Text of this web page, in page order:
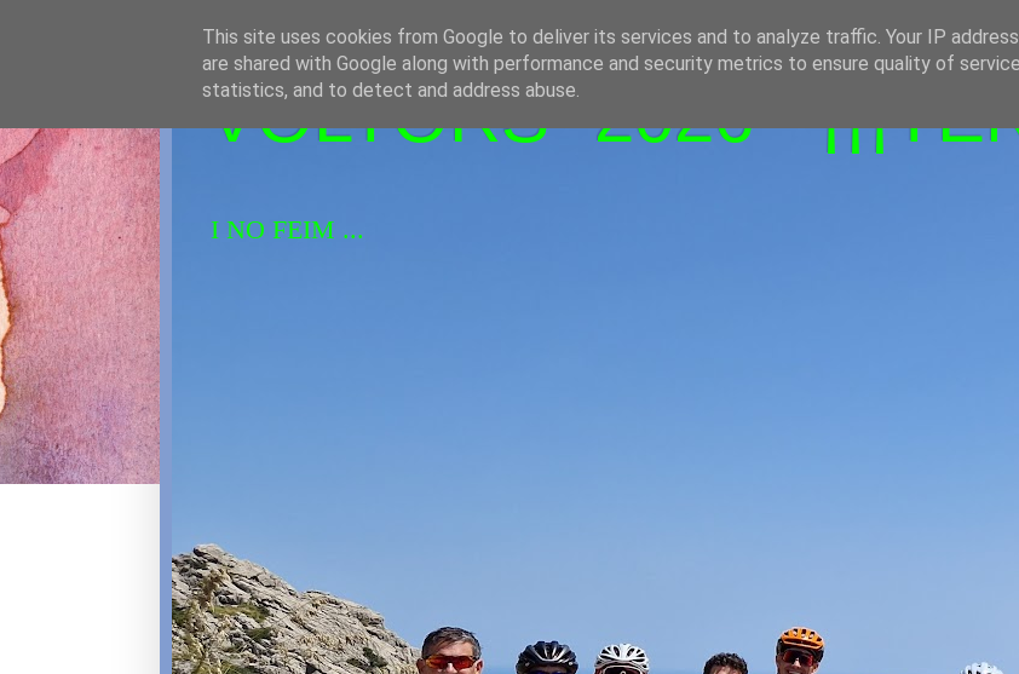
VOLTORS -2026 -
I NO FEIM ...
This site uses cookies from Google to deliver its services and to analyze traffic. Your IP
are shared with Google along with performance and security metrics to ensure quality of
statistics, and to detect and address abuse.